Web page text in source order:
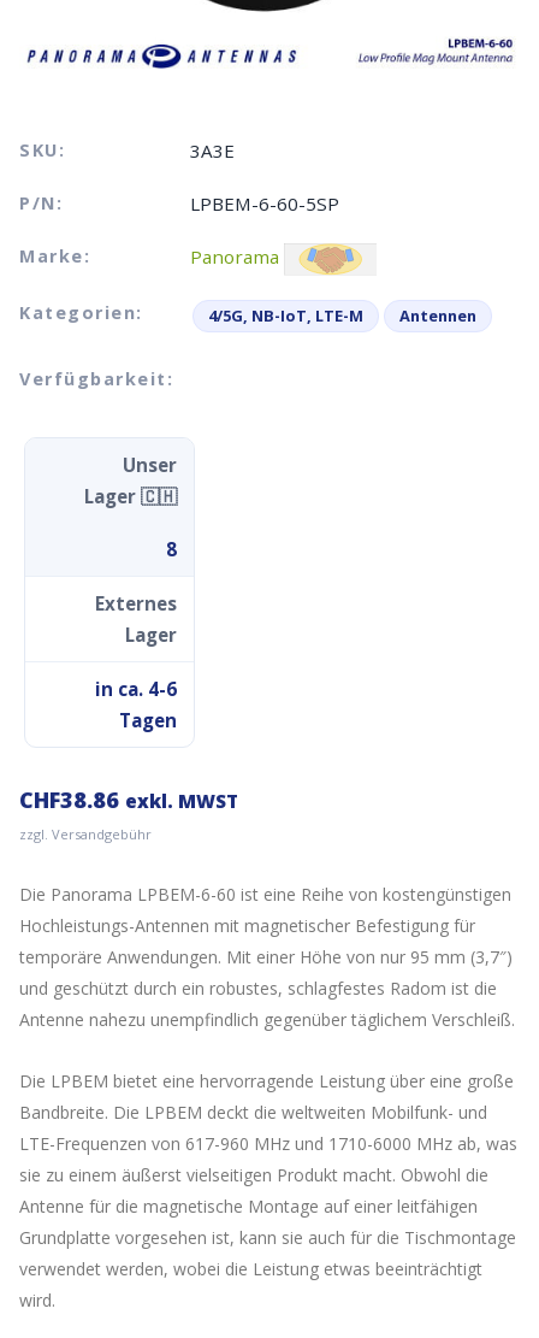
SKU: 3A3E
P/N: LPBEM-6-60-5SP
Marke: Panorama
Kategorien: 4/5G, NB-IoT, LTE-M Antennen
Verfügbarkeit:
Unser
Lager 🇨🇭
8
Externes
Lager
in ca. 4-6
Tagen
CHF38.86 exkl. MWST
zzgl. Versandgebühr
Die Panorama LPBEM-6-60 ist eine Reihe von kostengünstigen
Hochleistungs-Antennen mit magnetischer Befestigung für
temporäre Anwendungen. Mit einer Höhe von nur 95 mm (3,7″)
und geschützt durch ein robustes, schlagfestes Radom ist die
Antenne nahezu unempfindlich gegenüber täglichem Verschleiß.
Die LPBEM bietet eine hervorragende Leistung über eine große
Bandbreite. Die LPBEM deckt die weltweiten Mobilfunk- und
LTE-Frequenzen von 617-960 MHz und 1710-6000 MHz ab, was
sie zu einem äußerst vielseitigen Produkt macht. Obwohl die
Antenne für die magnetische Montage auf einer leitfähigen
Grundplatte vorgesehen ist, kann sie auch für die Tischmontage
verwendet werden, wobei die Leistung etwas beeinträchtigt
wird.